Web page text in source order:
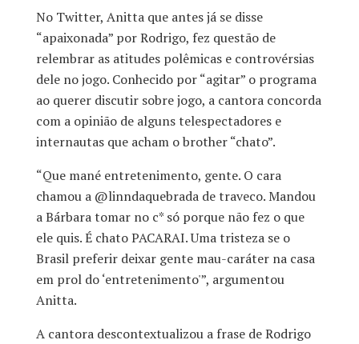
No Twitter, Anitta que antes já se disse
“apaixonada” por Rodrigo, fez questão de
relembrar as atitudes polêmicas e controvérsias
dele no jogo. Conhecido por “agitar” o programa
ao querer discutir sobre jogo, a cantora concorda
com a opinião de alguns telespectadores e
internautas que acham o brother “chato”.
“Que mané entretenimento, gente. O cara
chamou a @linndaquebrada de traveco. Mandou
a Bárbara tomar no c* só porque não fez o que
ele quis. É chato PACARAI. Uma tristeza se o
Brasil preferir deixar gente mau-caráter na casa
em prol do ‘entretenimento'”, argumentou
Anitta.
A cantora descontextualizou a frase de Rodrigo